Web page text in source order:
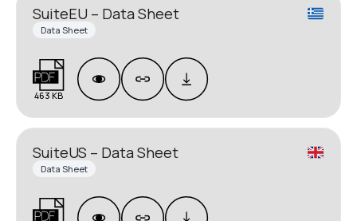
SuiteEU – Data Sheet
Data Sheet
463 KB
SuiteUS – Data Sheet
Data Sheet